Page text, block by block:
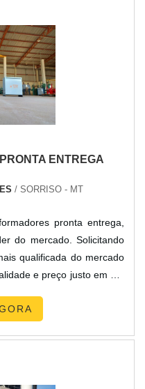
ENTREGA
/ SORRISO - MT
pronta entrega,
do mercado. Solicitando
qualificada do mercado
e preço justo em um
o cliente